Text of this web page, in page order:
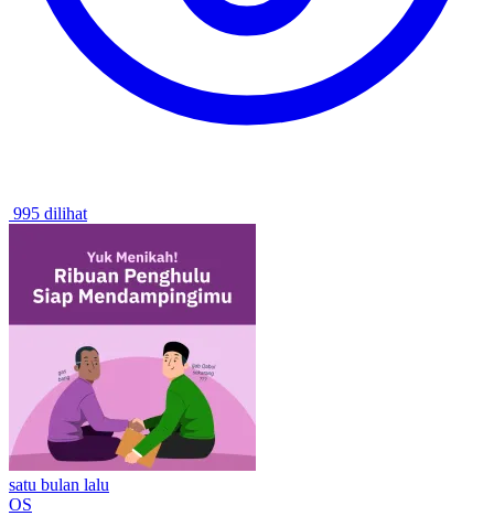
995 dilihat
satu bulan lalu
OS